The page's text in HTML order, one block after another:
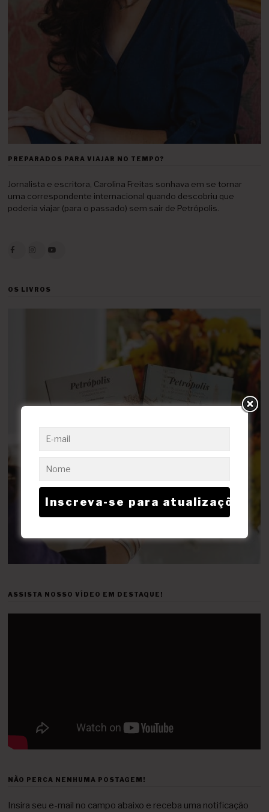
PREPARADOS PARA VIAJAR NO TEMPO?
Jornalista e escritora, Carolina Freitas sonhava em se tornar
uma correspondente internacional quando descobriu que
poderia viajar (para o passado) sem sair de Petrópolis.
OS LIVROS
ASSISTA NOSSO VÍDEO EM DESTAQUE!
NÃO PERCA NENHUMA POSTAGEM!
Insira seu e-mail no campo abaixo e receba uma notificação